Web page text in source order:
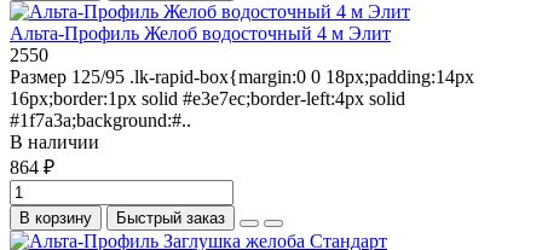
Альта-Профиль Желоб водосточный 4 м Элит
2550
Размер 125/95 .lk-rapid-box{margin:0 0 18px;padding:14px
16px;border:1px solid #e3e7ec;border-left:4px solid
#1f7a3a;background:#..
В наличии
864 ₽
В корзину Быстрый заказ